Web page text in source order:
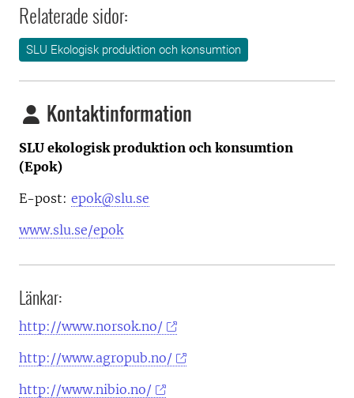
Relaterade sidor:
SLU Ekologisk produktion och konsumtion
Kontaktinformation
SLU ekologisk produktion och konsumtion
(Epok)
E-post: epok@slu.se
www.slu.se/epok
Länkar:
http://www.norsok.no/
http://www.agropub.no/
http://www.nibio.no/